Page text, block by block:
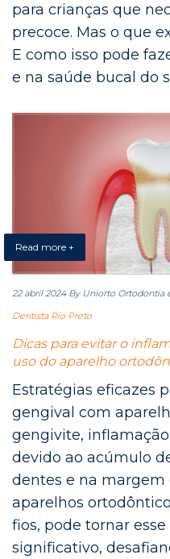
para crianças que
precoce. Mas o que
E como isso pode
e na saúde bucal do
Read more +
22 abril 2024 By Uniorto Ortodontia
Dentista Rio Preto
Dicas para evitar o
uso do aparelho
Estratégias eficazes
gengival com
gengivite,
devido ao acúmulo
dentes e na margem
aparelhos
fios, pode tornar
significativo,